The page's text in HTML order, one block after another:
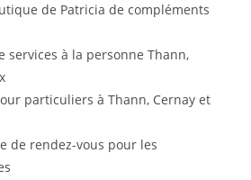
de Patricia de compléments
services à la personne Thann,
particuliers à Thann, Cernay et
de rendez-vous pour les